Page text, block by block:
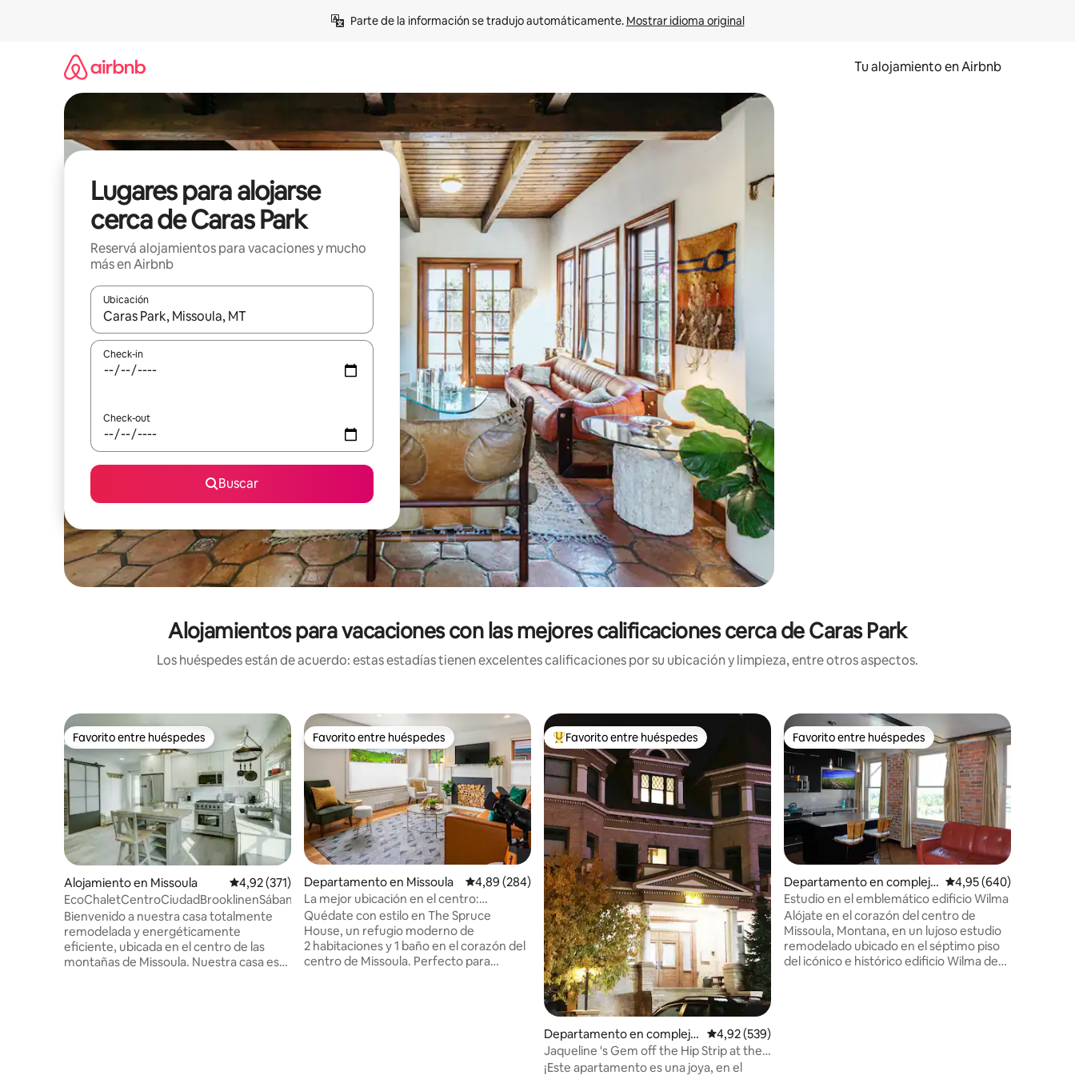
Parte de la información se tradujo automáticamente. Mostrar idioma original
Tu alojamiento en Airbnb
Lugares para alojarse
cerca de Caras Park
Reservá alojamientos para vacaciones y mucho
más en Airbnb
Ubicación
Cuando los resultados estén disponibles, navegá con las teclas de flecha hacia arriba y hacia abajo o explorá deslizando el dedo.
Check-in
Check-out
Buscar
Alojamientos para vacaciones con las mejores calificaciones cerca de Caras Park
Los huéspedes están de acuerdo: estas estadías tienen excelentes calificaciones por su ubicación y limpieza, entre otros aspectos.
Favorito entre huéspedes
Favorito entre huéspedes
Alojamiento en Missoula Calificación promedio: 4,92 de 5. 371 evaluaciones
4,92 (371)
EcoChaletCentroCiudadBrooklinenSábanasAparcamientoPrivadoPatioVallado
Bienvenido a nuestra casa totalmente
remodelada y energéticamente
eficiente, ubicada en el centro de las
montañas de Missoula. Nuestra casa está
Favorito entre huéspedes
Favorito entre huéspedes
Departamento en Missoula Calificación promedio: 4,89 de 5. 284 evaluaciones
4,89 (284)
La mejor ubicación en el centro:
bungalow limpio y luminoso
Quédate con estilo en The Spruce
House, un refugio moderno de
2 habitaciones y 1 baño en el corazón del
centro de Missoula. Perfecto para
Favorito entre los huéspedes más destacados
Favorito entre huéspedes
Departamento en complejo
residencial en Missoula
Calificación promedio: 4,92 de 5. 539 evaluaciones
4,92 (539)
Jaqueline 's Gem off the Hip Strip at the
Bab' s
¡Este apartamento es una joya, en el
Favorito entre huéspedes
Favorito entre huéspedes
Departamento en complejo
residencial en Missoula
Calificación promedio:
4,95 (640)
Estudio en el emblemático edificio Wilma
Alójate en el corazón del centro de
Missoula, Montana, en un lujoso estudio
remodelado ubicado en el séptimo piso
del icónico e histórico edificio Wilma de